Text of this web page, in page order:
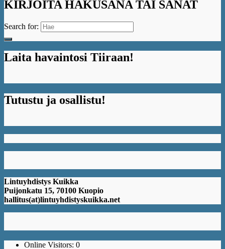
KIRJOITA HAKUSANA TAI SANAT
Search for:
Laita havaintosi Tiiraan!
Tutustu ja osallistu!
Lintuyhdistys Kuikka
Puijonkatu 15, 70100 Kuopio
hallitus(at)lintuyhdistyskuikka.net
Online Visitors: 0